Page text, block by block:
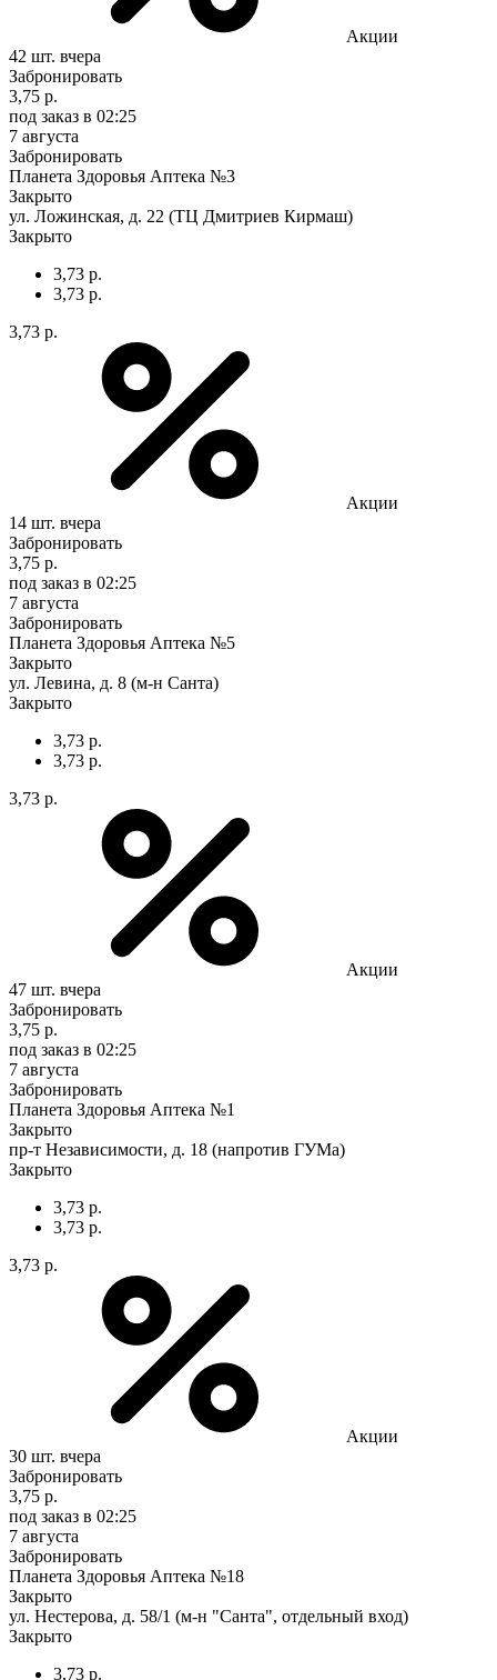
Акции
42 шт. вчера
Забронировать
3,75 р.
под заказ в 02:25
7 августа
Забронировать
Планета Здоровья Аптека №3
Закрыто
ул. Ложинская, д. 22 (ТЦ Дмитриев Кирмаш)
Закрыто
3,73 р.
3,73 р.
3,73 р.
Акции
14 шт. вчера
Забронировать
3,75 р.
под заказ в 02:25
7 августа
Забронировать
Планета Здоровья Аптека №5
Закрыто
ул. Левина, д. 8 (м-н Санта)
Закрыто
3,73 р.
3,73 р.
3,73 р.
Акции
47 шт. вчера
Забронировать
3,75 р.
под заказ в 02:25
7 августа
Забронировать
Планета Здоровья Аптека №1
Закрыто
пр-т Независимости, д. 18 (напротив ГУМа)
Закрыто
3,73 р.
3,73 р.
3,73 р.
Акции
30 шт. вчера
Забронировать
3,75 р.
под заказ в 02:25
7 августа
Забронировать
Планета Здоровья Аптека №18
Закрыто
ул. Нестерова, д. 58/1 (м-н "Санта", отдельный вход)
Закрыто
3,73 р.